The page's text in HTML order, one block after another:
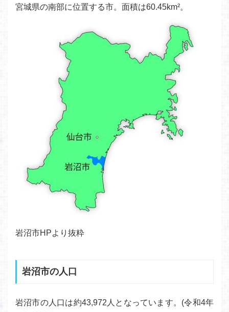
宮城県の南部に位置する市。面積は60.45km²。
岩沼市HPより抜粋
岩沼市の人口
岩沼市の人口は約43,972人となっています。(令和4年